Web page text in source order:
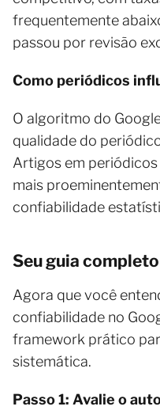
frequentemente
passou por revisão
Como periódicos
O algoritmo do
qualidade do
Artigos em
mais
confiabilidade
Seu guia
Agora que você
confiabilidade no
framework prático
sistemática.
Passo 1: Avalie o